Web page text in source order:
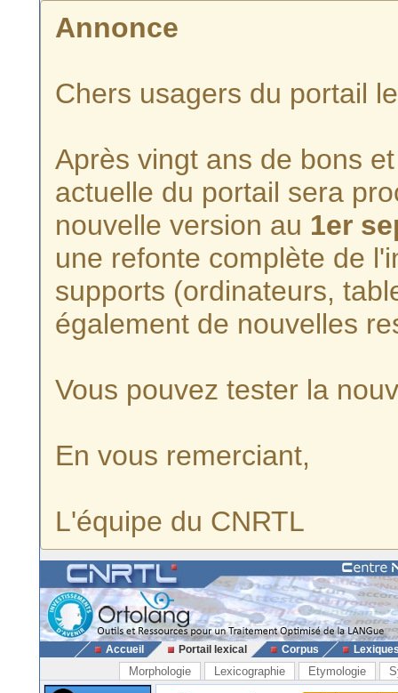
Annonce
Chers usagers du portail
Après vingt ans de bons
actuelle du portail sera
nouvelle version au 1er
une refonte complète de
supports (ordinateurs,
également de nouvelles
Vous pouvez tester la
En vous remerciant,
L'équipe du CNRTL
Accueil Portail lexical Corpus
Morphologie Lexicographie Etymologie